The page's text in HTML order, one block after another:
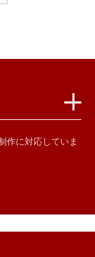
作に対応していま